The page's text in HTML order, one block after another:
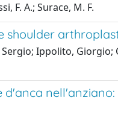
F. A.; Surace, M. F.
Ippolito,